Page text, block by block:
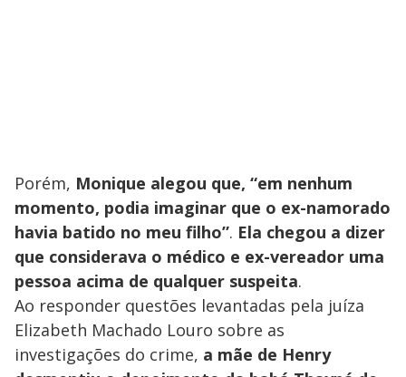
Porém, Monique alegou que, “em nenhum
momento, podia imaginar que o ex-namorado
havia batido no meu filho”. Ela chegou a dizer
que considerava o médico e ex-vereador uma
pessoa acima de qualquer suspeita.
Ao responder questões levantadas pela juíza
Elizabeth Machado Louro sobre as
investigações do crime, a mãe de Henry